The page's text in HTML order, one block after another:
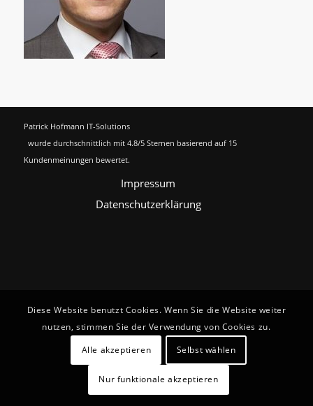
Patrick Hofmann IT-Solutions
wurde durchschnittlich mit 4.8/5 Sternen basierend auf 15
Kundenmeinungen bewertet.
Impressum
Datenschutzerklärung
Diese Website benutzt Cookies. Wenn Sie die Website weiter
nutzen, stimmen Sie der Verwendung von Cookies zu.
Alle akzeptieren
Selbst wählen
Nur funktionale akzeptieren